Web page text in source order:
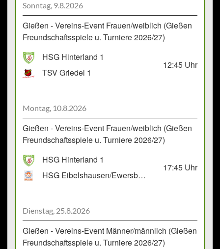
Sonntag, 9.8.2026
Gießen - Vereins-Event Frauen/weiblich (Gießen
Freundschaftsspiele u. Turniere 2026/27)
HSG Hinterland 1
TSV Griedel 1
12:45 Uhr
Montag, 10.8.2026
Gießen - Vereins-Event Frauen/weiblich (Gießen
Freundschaftsspiele u. Turniere 2026/27)
HSG Hinterland 1
HSG Eibelshausen/Ewersbach GbR 2
17:45 Uhr
Dienstag, 25.8.2026
Gießen - Vereins-Event Männer/männlich (Gießen
Freundschaftsspiele u. Turniere 2026/27)